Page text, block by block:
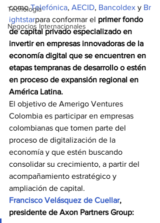
Tecnología
Negocios Internacionales
como Telefónica, AECID, Bancoldex y Br
ightstarpara conformar el primer fondo
de capital privado especializado en
invertir en empresas innovadoras de la
economía digital que se encuentren en
etapas tempranas de desarrollo o estén
en proceso de expansión regional en
América Latina.
El objetivo de Amerigo Ventures
Colombia es participar en empresas
colombianas que tomen parte del
proceso de digitalización de la
economía y que estén buscando
consolidar su crecimiento, a partir del
acompañamiento estratégico y
ampliación de capital.
Francisco Velásquez de Cuellar,
presidente de Axon Partners Group: